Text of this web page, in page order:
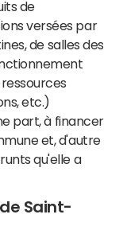
de
versées par
de salles des
etc.)
part, à financer
et, d'autre
qu'elle a
Saint-